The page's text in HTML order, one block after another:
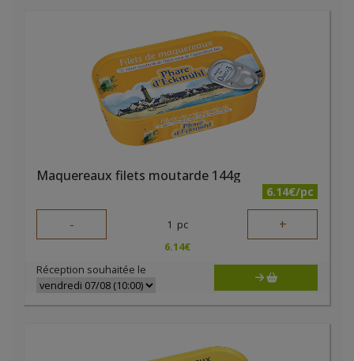
Maquereaux filets moutarde 144g
6.14€/pc
- 1 pc +
6.14€
Réception souhaitée le